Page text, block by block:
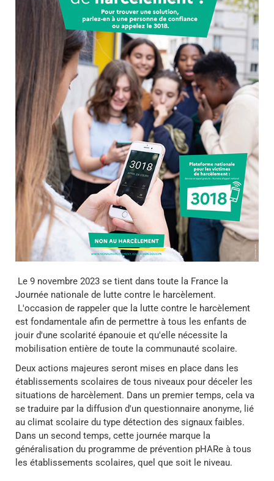
Le 9 novembre 2023 se tient dans toute la France la
Journée nationale de lutte contre le harcèlement.
L'occasion de rappeler que la lutte contre le harcèlement
est fondamentale afin de permettre à tous les enfants de
jouir d'une scolarité épanouie et qu'elle nécessite la
mobilisation entière de toute la communauté scolaire.
Deux actions majeures seront mises en place dans les
établissements scolaires de tous niveaux pour déceler les
situations de harcèlement. Dans un premier temps, cela va
se traduire par la diffusion d'un questionnaire anonyme, lié
au climat scolaire du type détection des signaux faibles.
Dans un second temps, cette journée marque la
généralisation du programme de prévention pHARe à tous
les établissements scolaires, quel que soit le niveau.